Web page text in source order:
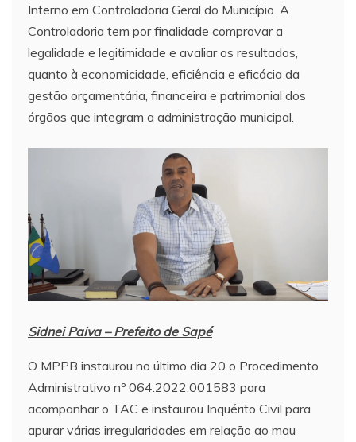
Interno em Controladoria Geral do Município. A
Controladoria tem por finalidade comprovar a
legalidade e legitimidade e avaliar os resultados,
quanto à economicidade, eficiência e eficácia da
gestão orçamentária, financeira e patrimonial dos
órgãos que integram a administração municipal.
Sidnei Paiva – Prefeito de Sapé
O MPPB instaurou no último dia 20 o Procedimento
Administrativo nº 064.2022.001583 para
acompanhar o TAC e instaurou Inquérito Civil para
apurar várias irregularidades em relação ao mau